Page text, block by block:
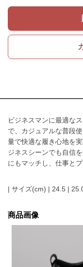
ビジネスマンに最適な
で、カジュアルな普段
量で快適な履き心地を
ジネスシーンでも自信
にもマッチし、仕事と
| サイズ(cm) | 24.5 |
商品画像